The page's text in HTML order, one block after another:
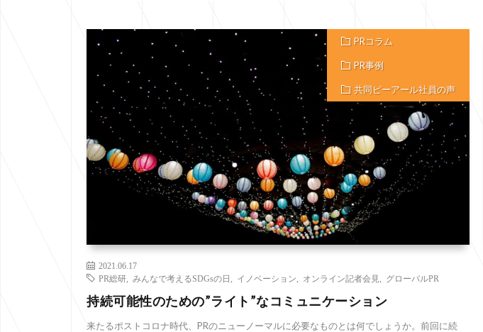
PRコラム
PR事例
共同ピーアール社員の声
2021.06.17
PR総研
みんなで考えるSDGsの日 イノベーション オンライン記者会見 グローバルPR
持続可能性のための”ライト”なコミュニケーション
来たるポストコロナ時代、PRのニューノーマルに必要なものとは何でしょうか。前回に続